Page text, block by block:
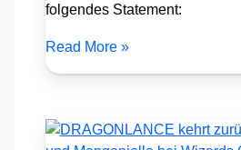
folgendes Statement:
Read More »